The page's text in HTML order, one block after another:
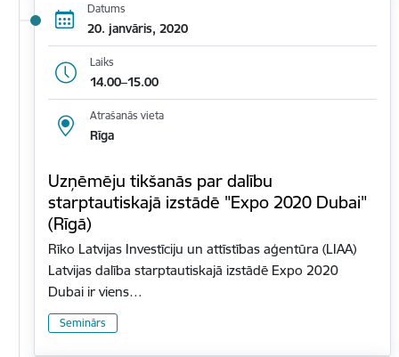
Datums
20. janvāris, 2020
Laiks
14.00–15.00
Atrašanās vieta
Rīga
Uzņēmēju tikšanās par dalību
starptautiskajā izstādē "Expo 2020 Dubai"
(Rīgā)
Rīko Latvijas Investīciju un attīstības aģentūra (LIAA)
Latvijas dalība starptautiskajā izstādē Expo 2020
Dubai ir viens…
Seminārs